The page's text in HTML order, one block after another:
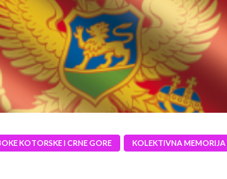
KOTORSKE I CRNE GORE KOLEKTIVNA MEMORIJA